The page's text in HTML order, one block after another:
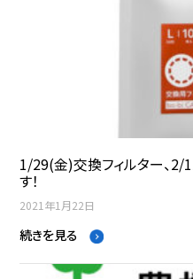
1/29(金)交換フィルター、
す！
2021年1月22日
続きを見る